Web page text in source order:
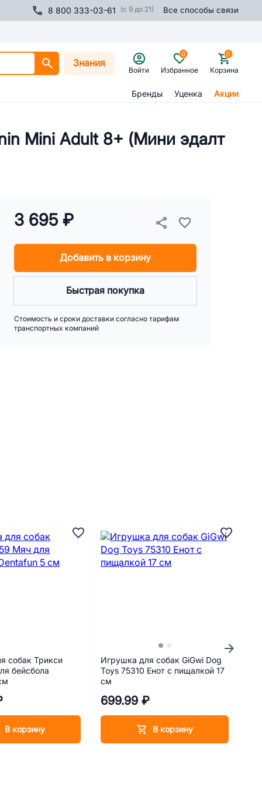
8 800 333-03-61 (с 9 до 21) Все способы связи
Знания
Войти Избранное
0
Корзина
0
Бренды Уценка Акции
Mini Adult 8+ (Мини эдалт
3 695 ₽
Добавить в корзину
Быстрая покупка
Стоимость и сроки доставки согласно тарифам
транспортных компаний
собак Трикси
бейсбола
В корзину
Игрушка для собак GiGwi Dog
Toys 75310 Енот с пищалкой 17
см
699.99 ₽
В корзину